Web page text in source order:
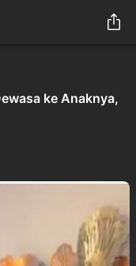
ke Anaknya,